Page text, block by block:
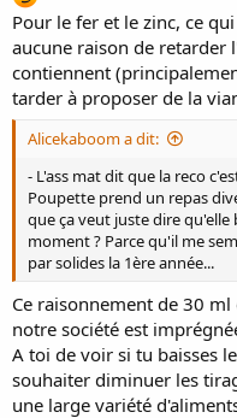
Pour le fer et le zinc, ce
aucune raison de
contiennent
tarder à proposer de la
Alicekaboom a dit:
- L'ass mat dit que la reco
Poupette prend un repas
que ça veut juste dire
moment ? Parce qu'il me
par solides la 1ère année...
Ce raisonnement de 30
notre société est
A toi de voir si tu baisses
souhaiter diminuer les
une large variété